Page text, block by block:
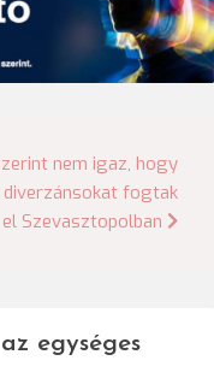
nem igaz, hogy
diverzánsokat fogtak
el Szevasztopolban
egységes